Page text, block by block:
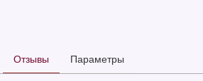
Отзывы Параметры